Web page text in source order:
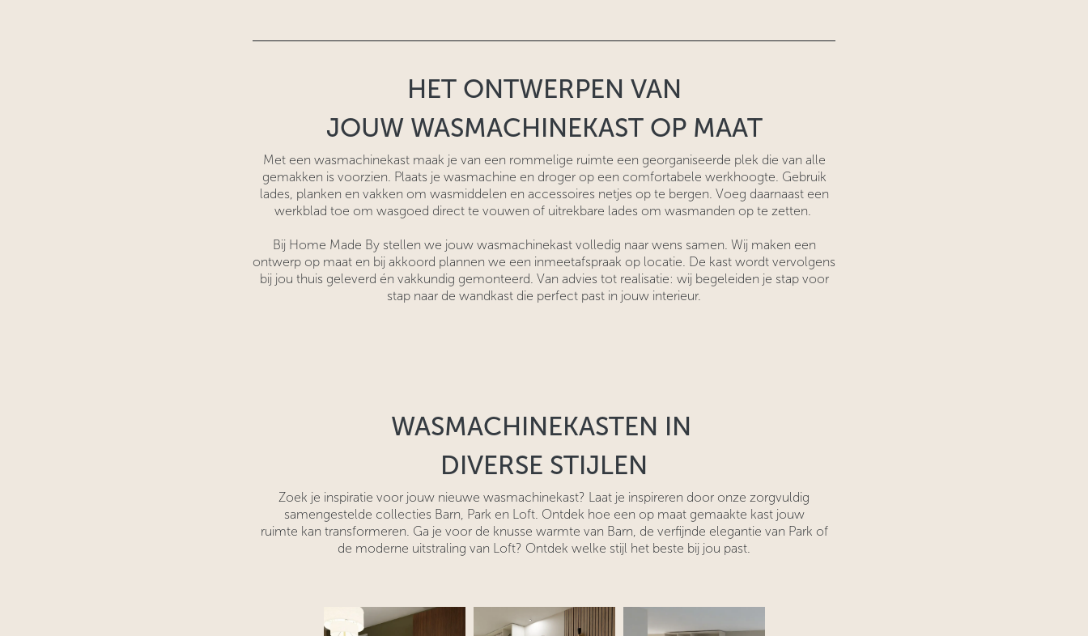
HET ONTWERPEN VAN
JOUW WASMACHINEKAST OP MAAT
Met een wasmachinekast maak je van een rommelige ruimte een georganiseerde plek die van alle
gemakken is voorzien. Plaats je wasmachine en droger op een comfortabele werkhoogte. Gebruik
lades, planken en vakken om wasmiddelen en accessoires netjes op te bergen. Voeg daarnaast een
werkblad toe om wasgoed direct te vouwen of uitrekbare lades om wasmanden op te zetten.
Bij Home Made By stellen we jouw wasmachinekast volledig naar wens samen. Wij maken een
ontwerp op maat en bij akkoord plannen we een inmeetafspraak op locatie. De kast wordt vervolgens
bij jou thuis geleverd én vakkundig gemonteerd. Van advies tot realisatie: wij begeleiden je stap voor
stap naar de wandkast die perfect past in jouw interieur.
WASMACHINEKASTEN IN
DIVERSE STIJLEN
Zoek je inspiratie voor jouw nieuwe wasmachinekast? Laat je inspireren door onze zorgvuldig
samengestelde collecties Barn, Park en Loft. Ontdek hoe een op maat gemaakte kast jouw
ruimte kan transformeren. Ga je voor de knusse warmte van Barn, de verfijnde elegantie van Park of
de moderne uitstraling van Loft? Ontdek welke stijl het beste bij jou past.